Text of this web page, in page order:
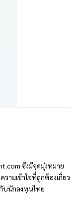
ซึ่งมีจุดมุ่งหมาย
ามเข้าใจที่ถูกต้องเกี่ยว
บนักลงทุนไทย